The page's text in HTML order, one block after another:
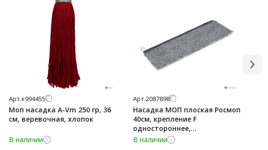
Арт.к994455
Моп насадка A-Vm 250 гр, 36
см, веревочная, хлопок
В наличии
Арт.2087898
Насадка МОП плоская Росмоп
40см, крепление F
одностороннее,
микроволокно, NMMG-40-F
В наличии